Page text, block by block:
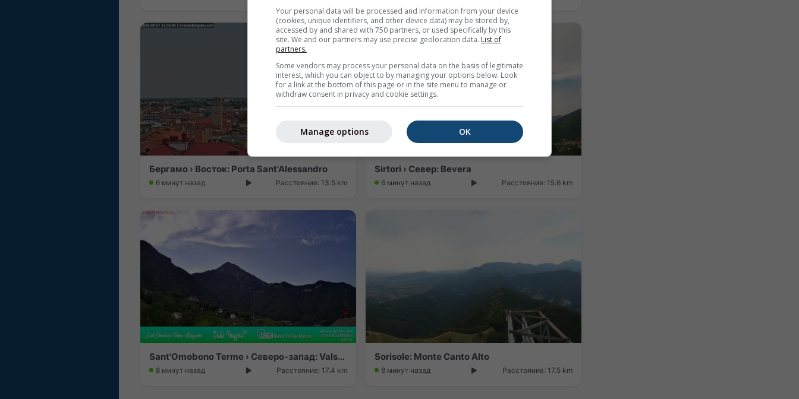
Бергамо › Восток: Porta Sant'Alessandro
6 минут назад Расстояние: 13.5 km
Sirtori › Север: Bevera
6 минут назад Расстояние: 15.6 km
Sant'Omobono Terme › Северо-запад: Valsecca - Monte Resegone
8 минут назад Расстояние: 17.4 km
Sorisole: Monte Canto Alto
8 минут назад Расстояние: 17.5 km
Your personal data will be processed and information from your device
(cookies, unique identifiers, and other device data) may be stored by,
accessed by and shared with 750 partners, or used specifically by this
site. We and our partners may use precise geolocation data. List of
partners.
Some vendors may process your personal data on the basis of legitimate
interest, which you can object to by managing your options below. Look
for a link at the bottom of this page or in the site menu to manage or
withdraw consent in privacy and cookie settings.
OK
Manage options